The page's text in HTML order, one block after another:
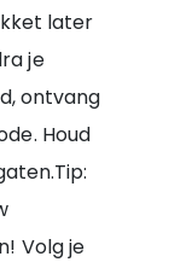
later
je
ontvang
Houd
Volg je